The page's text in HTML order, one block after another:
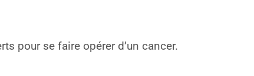
pour se faire opérer d’un cancer.